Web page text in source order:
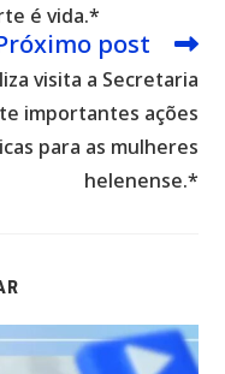
é vida.*
post
visita a Secretaria
importantes ações
para as mulheres
helenense.*